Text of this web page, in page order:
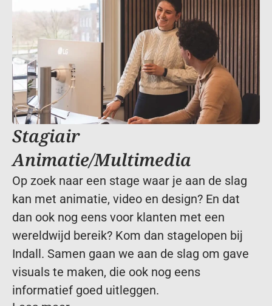
Stagiair
Animatie/Multimedia
Op zoek naar een stage waar je aan de slag
kan met animatie, video en design? En dat
dan ook nog eens voor klanten met een
wereldwijd bereik? Kom dan stagelopen bij
Indall. Samen gaan we aan de slag om gave
visuals te maken, die ook nog eens
informatief goed uitleggen.